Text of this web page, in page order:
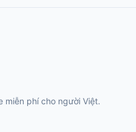
miễn phí cho người Việt.